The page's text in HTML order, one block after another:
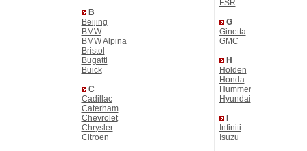
B
Beijing
BMW
BMW Alpina
Bristol
Bugatti
Buick
C
Cadillac
Caterham
Chevrolet
Chrysler
Citroen
FSR
G
Ginetta
GMC
H
Holden
Honda
Hummer
Hyundai
Infiniti
Isuzu